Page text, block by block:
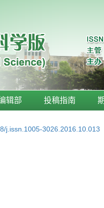
辑部 投稿指南
j.issn.1005-3026.2016.10.013